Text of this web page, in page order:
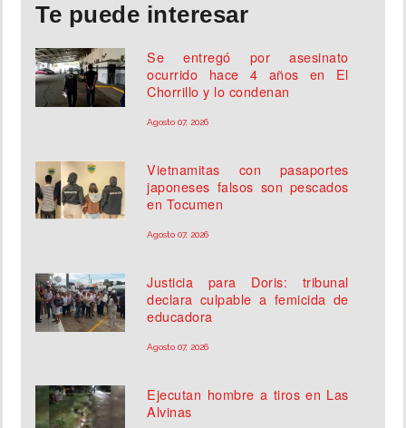
Te puede interesar
Se entregó por asesinato
ocurrido hace 4 años en El
Chorrillo y lo condenan
Agosto 07, 2026
Vietnamitas con pasaportes
japoneses falsos son pescados
en Tocumen
Agosto 07, 2026
Justicia para Doris: tribunal
declara culpable a femicida de
educadora
Agosto 07, 2026
Ejecutan hombre a tiros en Las
Alvinas